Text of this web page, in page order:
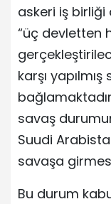
askeri iş birliği
“üç devletten
karşı yapılmış
savaş
Suudi
savaşa
Bu durum